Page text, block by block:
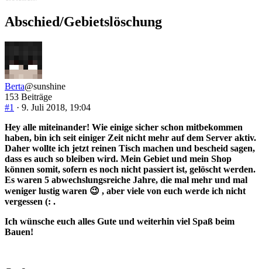
bist
hier:
Abschied/Gebietslöschung
Berta@sunshine
153 Beiträge
#1 · 9. Juli 2018, 19:04
Hey alle miteinander! Wie einige sicher schon mitbekommen
haben, bin ich seit einiger Zeit nicht mehr auf dem Server aktiv.
Daher wollte ich jetzt reinen Tisch machen und bescheid sagen,
dass es auch so bleiben wird. Mein Gebiet und mein Shop
können somit, sofern es noch nicht passiert ist, gelöscht werden.
Es waren 5 abwechslungsreiche Jahre, die mal mehr und mal
weniger lustig waren 😉 , aber viele von euch werde ich nicht
vergessen (: .
Ich wünsche euch alles Gute und weiterhin viel Spaß beim
Bauen!